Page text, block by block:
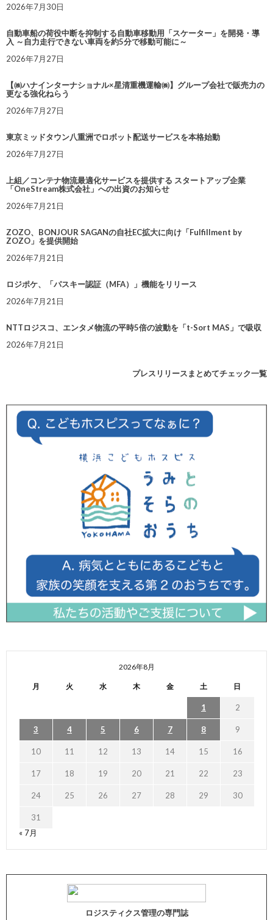
2026年7月30日
自動車船の荷役中断を抑制する自動車移動用「スケーター」を開発・導
入 ～自力走行できない車両を約5分で移動可能に～
2026年7月27日
【㈱ハナインターナショナル×星清重機運輸㈱】グループ会社で販売力の
更なる強化ねらう
2026年7月27日
東京ミッドタウン八重洲でロボット配送サービスを本格始動
2026年7月27日
上組／コンテナ物流最適化サービスを提供する スタートアップ企業
「OneStream株式会社」への出資のお知らせ
2026年7月21日
ZOZO、BONJOUR SAGANの自社EC拡大に向け「Fulfillment by
ZOZO」を提供開始
2026年7月21日
ロジポケ、「パスキー認証（MFA）」機能をリリース
2026年7月21日
NTTロジスコ、エンタメ物流の平時5倍の波動を「t-Sort MAS」で吸収
2026年7月21日
プレスリリースまとめてチェック一覧
2026年8月
月 火 水 木 金 土 日
1 2
3 4 5 6 7 8 9
10 11 12 13 14 15 16
17 18 19 20 21 22 23
24 25 26 27 28 29 30
31
« 7月
ロジスティクス管理の専門誌